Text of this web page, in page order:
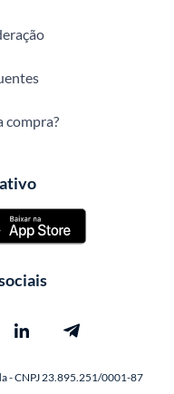
compra?
- CNPJ 23.895.251/0001-87